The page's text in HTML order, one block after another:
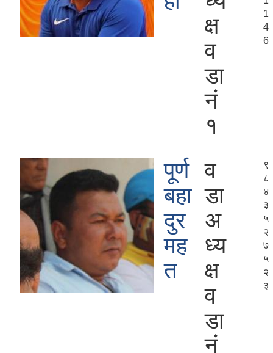
क्ष
व
डा
न‍‌ं
१
1
4
6
पूर्ण
बहा
दुर
मह
त
व
डा
अ
ध्य
क्ष
व
डा
न‍‌ं
९
८
४
३
५
२
७
५
२
३